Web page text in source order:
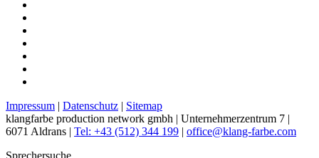
Impressum | Datenschutz | Sitemap
klangfarbe production network gmbh | Unternehmerzentrum 7 |
6071 Aldrans | Tel: +43 (512) 344 199 | office@klang-farbe.com
Sprechersuche